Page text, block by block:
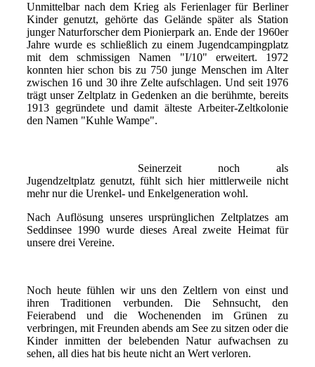
Unmittelbar nach dem Krieg als Ferienlager für Berliner
Kinder genutzt, gehörte das Gelände später als Station
junger Naturforscher dem Pionierpark an. Ende der 1960er
Jahre wurde es schließlich zu einem Jugendcampingplatz
mit dem schmissigen Namen "I/10" erweitert. 1972
konnten hier schon bis zu 750 junge Menschen im Alter
zwischen 16 und 30 ihre Zelte aufschlagen. Und seit 1976
trägt unser Zeltplatz in Gedenken an die berühmte, bereits
1913 gegründete und damit älteste Arbeiter-Zeltkolonie
den Namen "Kuhle Wampe".
Seinerzeit noch als
Jugendzeltplatz genutzt, fühlt sich hier mittlerweile nicht
mehr nur die Urenkel- und Enkelgeneration wohl.
Nach Auflösung unseres ursprünglichen Zeltplatzes am
Seddinsee 1990 wurde dieses Areal zweite Heimat für
unsere drei Vereine.
Noch heute fühlen wir uns den Zeltlern von einst und
ihren Traditionen verbunden. Die Sehnsucht, den
Feierabend und die Wochenenden im Grünen zu
verbringen, mit Freunden abends am See zu sitzen oder die
Kinder inmitten der belebenden Natur aufwachsen zu
sehen, all dies hat bis heute nicht an Wert verloren.